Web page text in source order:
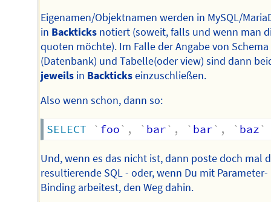
Eigenamen/Objektnamen werden in MySQL/
in Backticks notiert (soweit, falls und wenn man
quoten möchte). Im Falle der Angabe von Schema
(Datenbank) und Tabelle(oder view) sind dann
jeweils in Backtickseinzuschließen.
Also wenn schon, dann so:
SELECT ` foo` , ` bar` , ` bar` , ` baz`
Und, wenn es das nicht ist, dann poste doch mal
resultierende SQL - oder, wenn Du mit Parameter-
Binding arbeitest, den Weg dahin.